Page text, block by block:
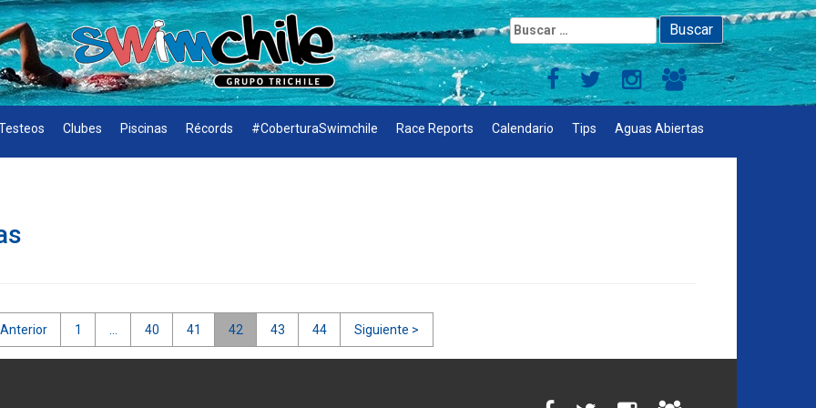
Buscar:
Clubes Piscinas Récords #CoberturaSwimchile Race Reports Calendario Tips Aguas Abiertas
1 40 41 42 43 44 Siguiente >